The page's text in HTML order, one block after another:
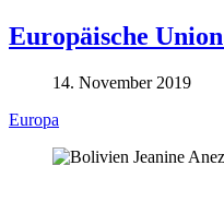
Europäische
14. November 2019
Europa